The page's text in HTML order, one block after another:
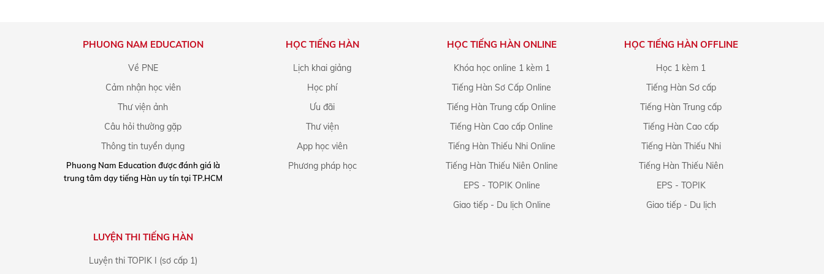
PHUONG NAM EDUCATION
Về PNE
Cảm nhận học viên
Thư viện ảnh
Câu hỏi thường gặp
Thông tin tuyển dụng
Phuong Nam Education được đánh giá là
trung tâm dạy tiếng Hàn uy tín tại TP.HCM
HỌC TIẾNG HÀN
Lịch khai giảng
Học phí
Ưu đãi
Thư viện
App học viên
Phương pháp học
HỌC TIẾNG HÀN ONLINE
Khóa học online 1 kèm 1
Tiếng Hàn Sơ Cấp Online
Tiếng Hàn Trung cấp Online
Tiếng Hàn Cao cấp Online
Tiếng Hàn Thiếu Nhi Online
Tiếng Hàn Thiếu Niên Online
EPS - TOPIK Online
Giao tiếp - Du lịch Online
HỌC TIẾNG HÀN OFFLINE
Học 1 kèm 1
Tiếng Hàn Sơ cấp
Tiếng Hàn Trung cấp
Tiếng Hàn Cao cấp
Tiếng Hàn Thiếu Nhi
Tiếng Hàn Thiếu Niên
EPS - TOPIK
Giao tiếp - Du lịch
LUYỆN THI TIẾNG HÀN
Luyện thi TOPIK I (sơ cấp 1)